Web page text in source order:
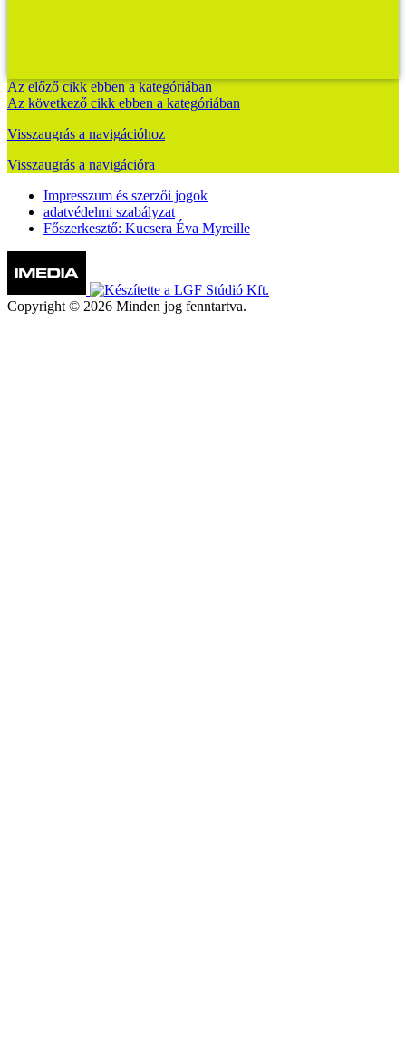
Az előző cikk ebben a kategóriában
Az következő cikk ebben a kategóriában
Visszaugrás a navigációhoz
Visszaugrás a navigációra
Impresszum és szerzői jogok
adatvédelmi szabályzat
Főszerkesztő: Kucsera Éva Myreille
Copyright © 2026 Minden jog fenntartva.